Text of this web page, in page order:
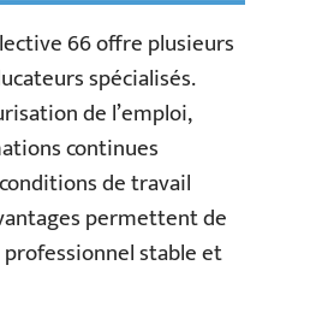
66 offre plusieurs
spécialisés.
de l’emploi,
continues
de travail
permettent de
stable et